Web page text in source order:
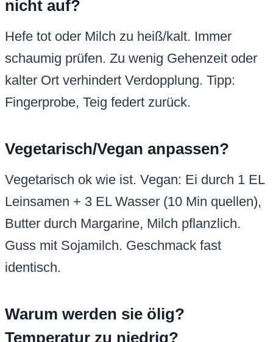
nicht auf?
Hefe tot oder Milch zu heiß/kalt. Immer
schaumig prüfen. Zu wenig Gehenzeit oder
kalter Ort verhindert Verdopplung. Tipp:
Fingerprobe, Teig federt zurück.
Vegetarisch/Vegan anpassen?
Vegetarisch ok wie ist. Vegan: Ei durch 1 EL
Leinsamen + 3 EL Wasser (10 Min quellen),
Butter durch Margarine, Milch pflanzlich.
Guss mit Sojamilch. Geschmack fast
identisch.
Warum werden sie ölig?
Temperatur zu niedrig?